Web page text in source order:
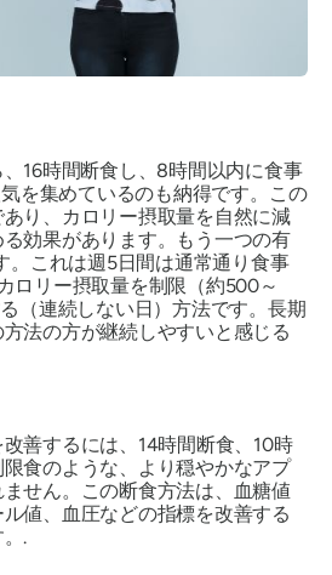
16時間断食し、8時間以内に食事
を集めているのも納得です。この
り、カロリー摂取量を自然に減
効果があります。もう一つの有
。これは週5日間は通常通り食事
ロリー摂取量を制限（約500～
（連続しない日）方法です。長期
法の方が継続しやすいと感じる
善するには、14時間断食、10時
食のような、より穏やかなアプ
せん。この断食方法は、血糖値
値、血圧などの指標を改善する
.